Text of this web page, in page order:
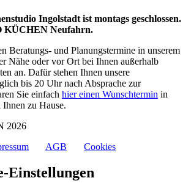
Ingolstadt ist montags geschlossen.
KÜCHEN Neufahrn.
Beratungs- und Planungstermine in unserem
Nähe oder vor Ort bei Ihnen außerhalb
an. Dafür stehen Ihnen unsere
bis 20 Uhr nach Absprache zur
Sie einfach hier einen Wunschtermin in
zu Hause.
2026
AGB Cookies
Einstellungen